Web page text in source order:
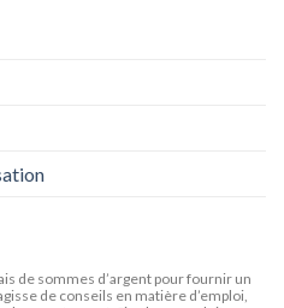
de sommes d’argent pour fournir un
de conseils en matière d’emploi,